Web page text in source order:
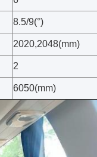
8.5/9(°)
2020,2048(mm)
2
6050(mm)